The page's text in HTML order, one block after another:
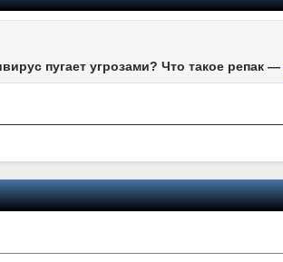
пугает угрозами? Что такое репак —